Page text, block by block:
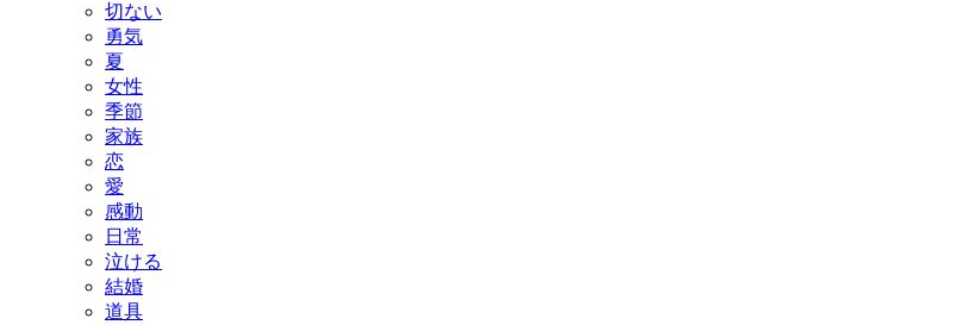
切ない
勇気
夏
女性
季節
家族
恋
愛
感動
日常
泣ける
結婚
道具